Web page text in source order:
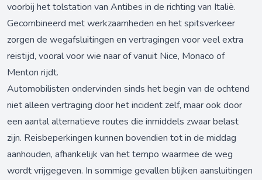
voorbij het tolstation van Antibes in de richting van Italië.
Gecombineerd met werkzaamheden en het spitsverkeer
zorgen de wegafsluitingen en vertragingen voor veel extra
reistijd, vooral voor wie naar of vanuit Nice, Monaco of
Menton rijdt.
Automobilisten ondervinden sinds het begin van de ochtend
niet alleen vertraging door het incident zelf, maar ook door
een aantal alternatieve routes die inmiddels zwaar belast
zijn. Reisbeperkingen kunnen bovendien tot in de middag
aanhouden, afhankelijk van het tempo waarmee de weg
wordt vrijgegeven. In sommige gevallen blijken aansluitingen